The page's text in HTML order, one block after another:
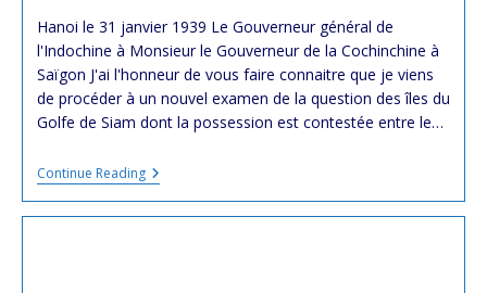
modified:
Hanoi le 31 janvier 1939 Le Gouverneur général de
l'Indochine à Monsieur le Gouverneur de la Cochinchine à
Saïgon J'ai l'honneur de vous faire connaitre que je viens
de procéder à un nouvel examen de la question des îles du
Golfe de Siam dont la possession est contestée entre le…
Continue ReadingKoh
Tral
Et